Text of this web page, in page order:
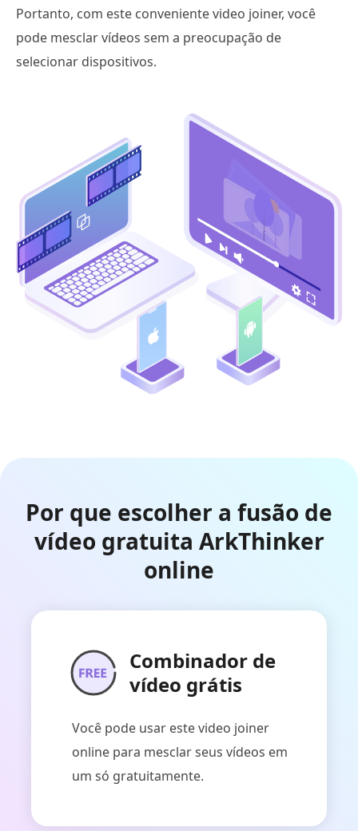
Portanto, com este conveniente video joiner, você
pode mesclar vídeos sem a preocupação de
selecionar dispositivos.
Por que escolher a fusão de
vídeo gratuita ArkThinker
online
Combinador de
vídeo grátis
Você pode usar este video joiner
online para mesclar seus vídeos em
um só gratuitamente.